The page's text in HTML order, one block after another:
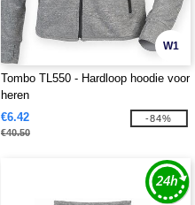
W1
Tombo TL550 - Hardloop hoodie voor
heren
€6.42
€40.50
-84%